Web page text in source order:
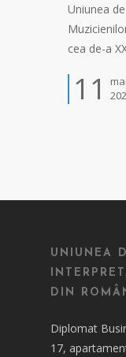
Uniunea
cea de-a
11
UNIUNEA
DIN
Diplomat
17,